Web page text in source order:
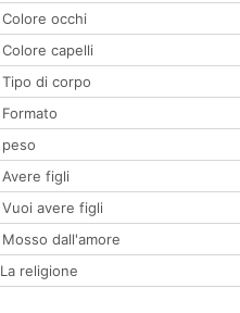
Colore occhi
Colore capelli
Tipo di corpo
Formato
peso
Avere figli
Vuoi avere figli
Mosso dall'amore
La religione